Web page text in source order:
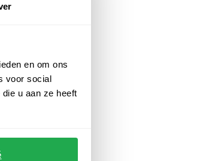
en om ons
voor social
u aan ze heeft